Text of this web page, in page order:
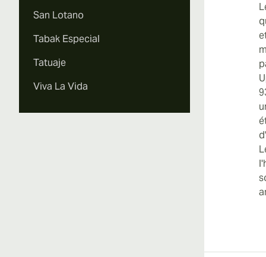
San Lotano
Tabak Especial
Tatuaje
Viva La Vida